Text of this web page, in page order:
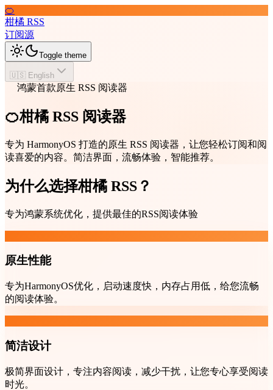
🍊
柑橘 RSS
订阅源
Toggle theme
🇺🇸 English
鸿蒙首款原生 RSS 阅读器
🍊柑橘 RSS 阅读器
专为 HarmonyOS 打造的原生 RSS 阅读器，让您轻松订阅和阅
读喜爱的内容。简洁界面，流畅体验，智能推荐。
为什么选择柑橘 RSS？
专为鸿蒙系统优化，提供最佳的RSS阅读体验
原生性能
专为HarmonyOS优化，启动速度快，内存占用低，给您流畅
的阅读体验。
简洁设计
极简界面设计，专注内容阅读，减少干扰，让您专心享受阅读
时光。